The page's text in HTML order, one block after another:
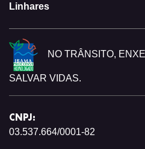
Linhares
NO TRÂNSITO,
SALVAR VIDAS.
CNPJ:
03.537.664/0001-82